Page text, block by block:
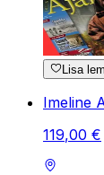
Lisa
Imeline
119,00 €